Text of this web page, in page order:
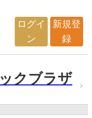
ログイ
ン
新規登
録
クブラザ